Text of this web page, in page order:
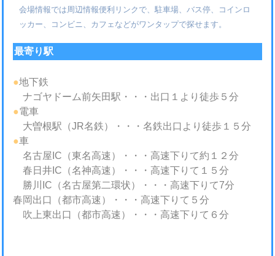
会場情報では周辺情報便利リンクで、駐車場、バス停、コインロ
ッカー、コンビニ、カフェなどがワンタップで探せます。
最寄り駅
●地下鉄
ナゴヤドーム前矢田駅・・・出口１より徒歩５分
●電車
大曽根駅（JR名鉄）・・・名鉄出口より徒歩１５分
●車
名古屋IC（東名高速）・・・高速下りて約１２分
春日井IC（名神高速）・・・高速下りて１５分
勝川IC（名古屋第二環状）・・・高速下りて7分
春岡出口（都市高速）・・・高速下りて５分
吹上東出口（都市高速）・・・高速下りて６分